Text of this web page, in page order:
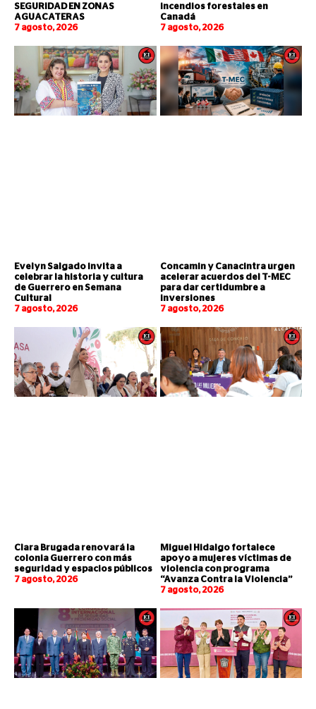
SEGURIDAD EN ZONAS
AGUACATERAS
7 agosto, 2026
incendios forestales en
Canadá
7 agosto, 2026
Evelyn Salgado invita a
celebrar la historia y cultura
de Guerrero en Semana
Cultural
7 agosto, 2026
Concamin y Canacintra urgen
acelerar acuerdos del T-MEC
para dar certidumbre a
inversiones
7 agosto, 2026
Clara Brugada renovará la
colonia Guerrero con más
seguridad y espacios públicos
7 agosto, 2026
Miguel Hidalgo fortalece
apoyo a mujeres víctimas de
violencia con programa
“Avanza Contra la Violencia”
7 agosto, 2026